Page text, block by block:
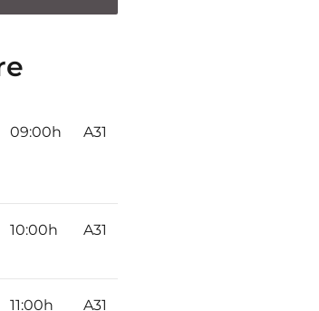
09:00h A31
10:00h A31
11:00h A31